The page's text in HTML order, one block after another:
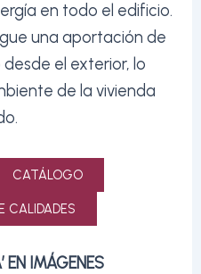
en todo el edificio.
una aportación de
el exterior, lo
de la vivienda
CATÁLOGO
CALIDADES
EN IMÁGENES